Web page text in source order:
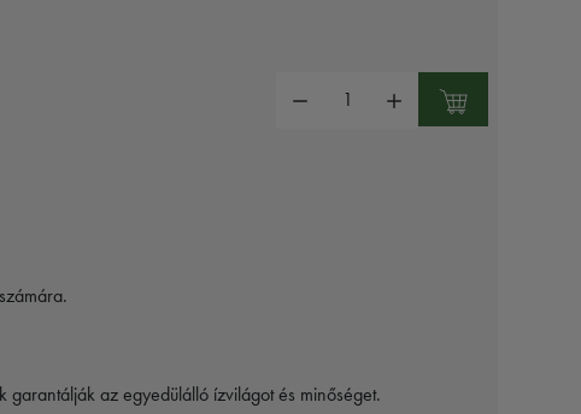
garantálják az egyedülálló ízvilágot és minőséget.